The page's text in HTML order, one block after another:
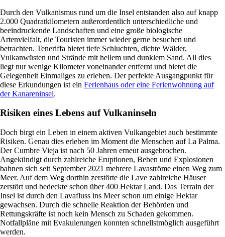
Durch den Vulkanismus rund um die Insel entstanden also auf knapp
2.000 Quadratkilometern außerordentlich unterschiedliche und
beeindruckende Landschaften und eine große biologische
Artenvielfalt, die Touristen immer wieder gerne besuchen und
betrachten. Teneriffa bietet tiefe Schluchten, dichte Wälder,
Vulkanwüsten und Strände mit hellem und dunklem Sand. All dies
liegt nur wenige Kilometer voneinander entfernt und bietet die
Gelegenheit Einmaliges zu erleben. Der perfekte Ausgangpunkt für
diese Erkundungen ist ein Ferienhaus oder eine Ferienwohnung auf
der Kanareninsel.
Risiken eines Lebens auf Vulkaninseln
Doch birgt ein Leben in einem aktiven Vulkangebiet auch bestimmte
Risiken. Genau dies erleben im Moment die Menschen auf La Palma.
Der Cumbre Vieja ist nach 50 Jahren erneut ausgebrochen.
Angekündigt durch zahlreiche Eruptionen, Beben und Explosionen
bahnen sich seit September 2021 mehrere Lavaströme einen Weg zum
Meer. Auf dem Weg dorthin zerstörte die Lave zahlreiche Häuser
zerstört und bedeckte schon über 400 Hektar Land. Das Terrain der
Insel ist durch den Lavafluss ins Meer schon um einige Hektar
gewachsen. Durch die schnelle Reaktion der Behörden und
Rettungskräfte ist noch kein Mensch zu Schaden gekommen.
Notfallpläne mit Evakuierungen konnten schnellstmöglich ausgeführt
werden.